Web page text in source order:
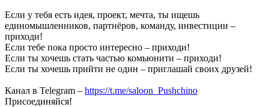
Если у тебя есть идея, проект, мечта, ты ищешь
единомышленников, партнёров, команду, инвестиции –
приходи!
Если тебе пока просто интересно – приходи!
Если ты хочешь стать частью комьюнити – приходи!
Если ты хочешь прийти не один – приглашай своих друзей!
Канал в Telegram – https://t.me/saloon_Pushchino
Присоединяйся!